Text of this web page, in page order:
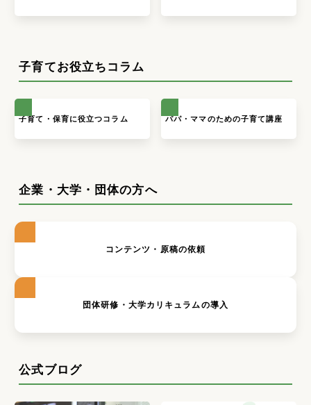
子育てお役立ちコラム
子育て・保育に役立つコラム パパ・ママのための子育て講座
企業・大学・団体の方へ
コンテンツ・原稿の依頼
団体研修・大学カリキュラムの導入
公式ブログ